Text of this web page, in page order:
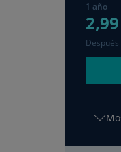
1 año
2,99
Después